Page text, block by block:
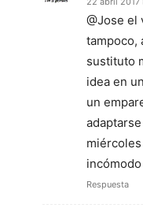
@Jose el
tampoco,
sustituto
idea en
un
miércoles
Respuesta